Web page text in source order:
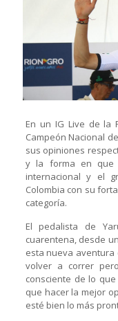
En un IG Live de la
Campeón Nacional
sus opiniones
y la forma en que
internacional y el
Colombia con su
categoría.
El pedalista de
cuarentena, desde
esta nueva aventura
volver a correr
consciente de lo
que hacer la mejor
esté bien lo más